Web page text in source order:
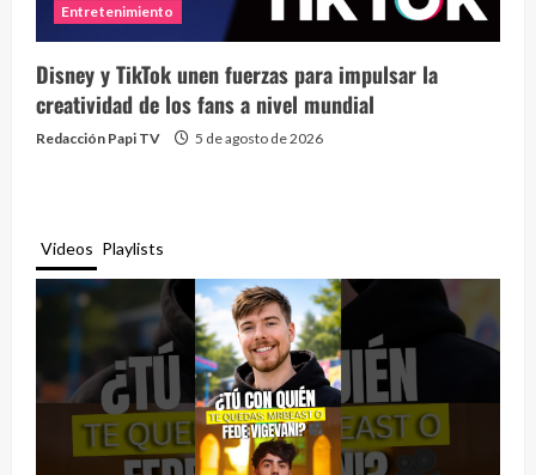
Entretenimiento
Disney y TikTok unen fuerzas para impulsar la
creatividad de los fans a nivel mundial
Redacción Papi TV 5 de agosto de 2026
Videos Playlists